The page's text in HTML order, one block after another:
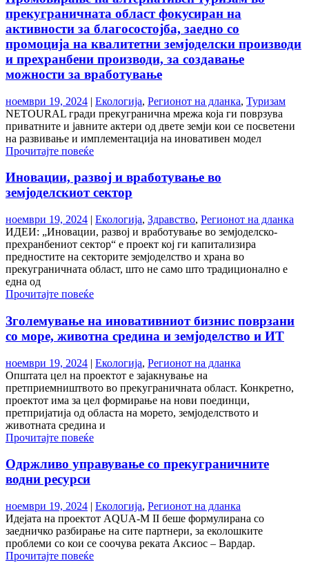
прекуграничната област фокусиран на
активности за благосостојба, заедно со
промоција на квалитетни земјоделски производи
и прехранбени производи, за создавање
можности за вработување
ноември 19, 2024 | Екологија, Регионот на дланка, Туризам
NETOURAL гради прекугранична мрежа која ги поврзува
приватните и јавните актери од двете земји кои се посветени
на развивање и имплементација на иновативен модел
Прочитајте повеќе
Иновации, развој и вработување во
земјоделскиот сектор
ноември 19, 2024 | Екологија, Здравство, Регионот на дланка
ИДЕИ: „Иновации, развој и вработување во земјоделско-
прехранбениот сектор“ е проект кој ги капитализира
предностите на секторите земјоделство и храна во
прекуграничната област, што не само што традиционално е
една од
Прочитајте повеќе
Зголемување на иновативниот бизнис поврзани
со море, животна средина и земјоделство и ИТ
ноември 19, 2024 | Екологија, Регионот на дланка
Општата цел на проектот е зајакнување на
претприемништвото во прекуграничната област. Конкретно,
проектот има за цел формирање на нови поединци,
претпријатија од областа на морето, земјоделството и
животната средина и
Прочитајте повеќе
Одржливо управување со прекуграничните
водни ресурси
ноември 19, 2024 | Екологија, Регионот на дланка
Идејата на проектот AQUA-M II беше формулирана со
заедничко разбирање на сите партнери, за еколошките
проблеми со кои се соочува реката Аксиос – Вардар.
Прочитајте повеќе